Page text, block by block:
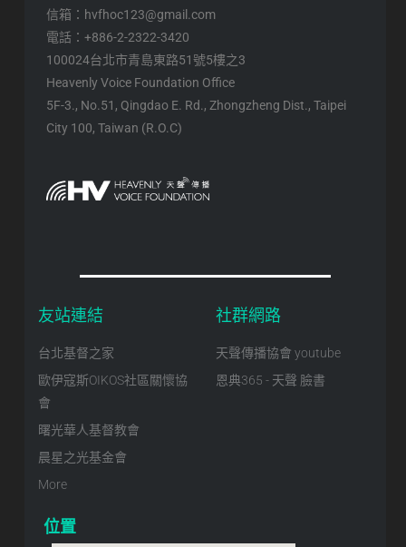
信箱：hvfhoc123@gmail.com
電話：+886-2-2322-3420
100024台北市青島東路51號5樓之3
Heavenly Voice Foundation Office
5F-3., No.51, Qingdao E. Rd., Zhongzheng Dist., Taipei
City 100, Taiwan (R.O.C)
友站連結
台北基督之家
歐伊寇斯OIKOS社區關懷協
會
曙光華人基督教會
晨星之光基金會
More
社群網路
天聲傳播協會 youtube
恩典365 - 天聲 臉書
位置